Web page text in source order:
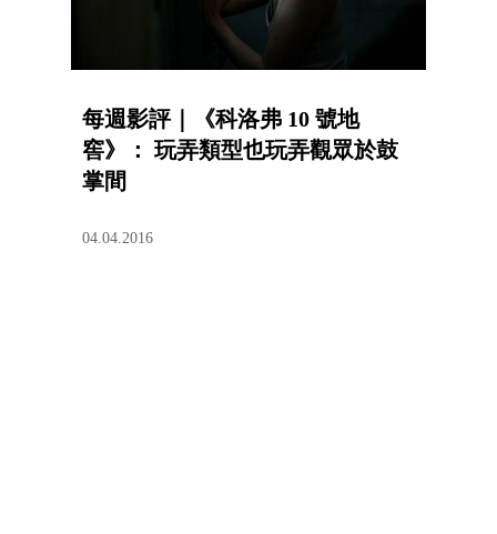
每週影評｜《科洛弗 10 號地
窖》： 玩弄類型也玩弄觀眾於鼓
掌間
04.04.2016